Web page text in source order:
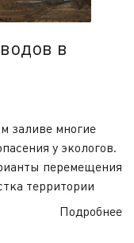
в
заливе многие
у экологов.
перемещения
территории
Подробнее